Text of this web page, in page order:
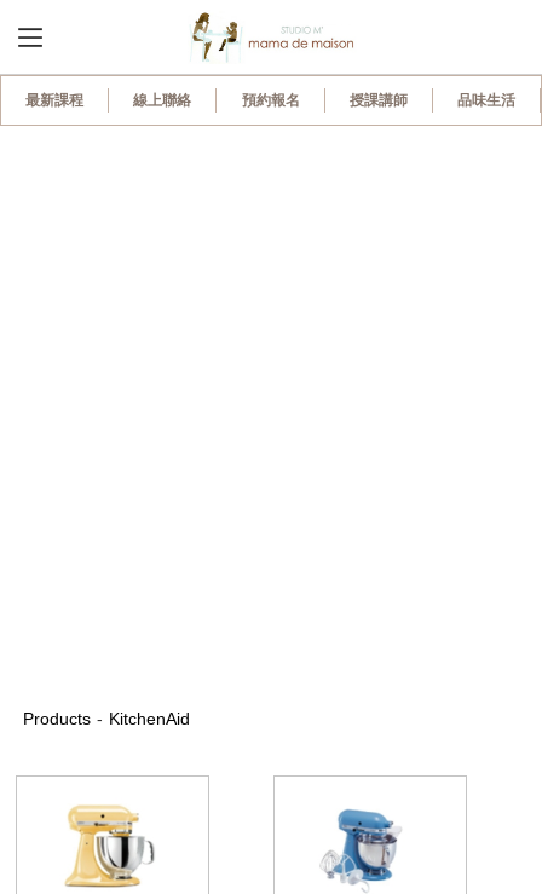
Products - KitchenAid
最新課程 線上聯絡 預約報名 授課講師 品味生活